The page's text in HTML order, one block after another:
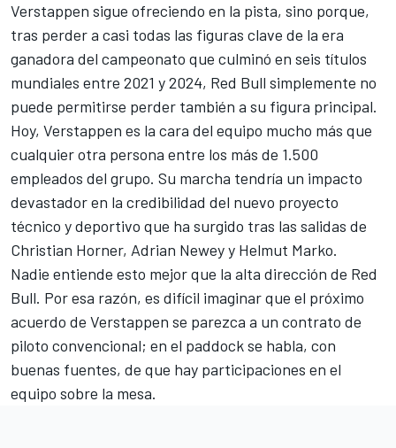
Verstappen sigue ofreciendo en la pista, sino porque,
tras perder a casi todas las figuras clave de la era
ganadora del campeonato que culminó en seis títulos
mundiales entre 2021 y 2024, Red Bull simplemente no
puede permitirse perder también a su figura principal.
Hoy, Verstappen es la cara del equipo mucho más que
cualquier otra persona entre los más de 1.500
empleados del grupo. Su marcha tendría un impacto
devastador en la credibilidad del nuevo proyecto
técnico y deportivo que ha surgido tras las salidas de
Christian Horner, Adrian Newey y Helmut Marko.
Nadie entiende esto mejor que la alta dirección de Red
Bull. Por esa razón, es difícil imaginar que el próximo
acuerdo de Verstappen se parezca a un contrato de
piloto convencional; en el paddock se habla, con
buenas fuentes, de que hay participaciones en el
equipo sobre la mesa.